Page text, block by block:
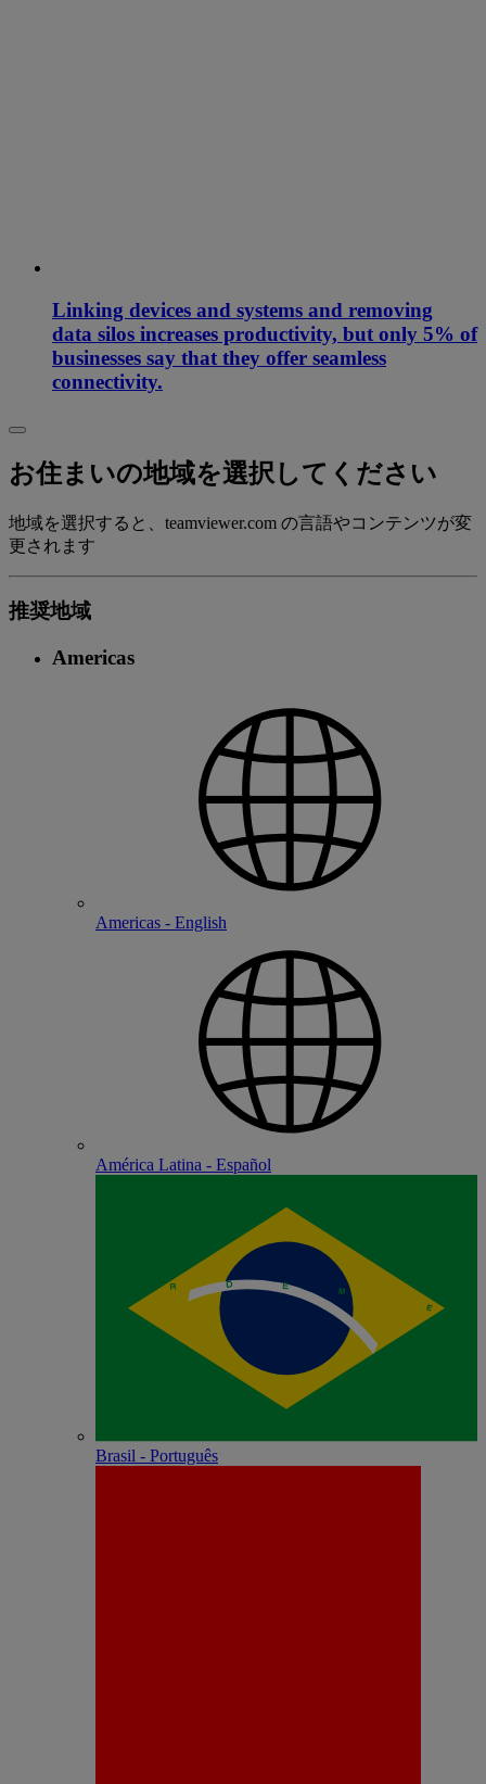
Linking devices and systems and removing
data silos increases productivity, but only 5% of
businesses say that they offer seamless
connectivity.
お住まいの地域を選択してください
地域を選択すると、teamviewer.com の言語やコンテンツが変
更されます
推奨地域
Americas
Americas - English
América Latina - Español
Brasil - Português